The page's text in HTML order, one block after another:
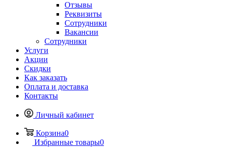
Отзывы
Реквизиты
Сотрудники
Вакансии
Сотрудники
Услуги
Акции
Скидки
Как заказать
Оплата и доставка
Контакты
Личный кабинет
Корзина0
Избранные товары0